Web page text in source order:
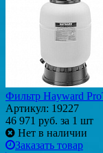
Фильтр Hayward
Артикул: 19227
46 971 руб. за 1 шт
Нет в наличии
Заказать товар